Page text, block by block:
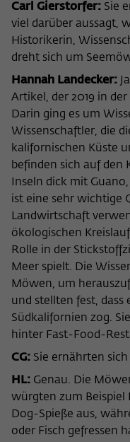
Carl Gierstorfer: Sie
viel darüber aussagt,
Historikerin,
dreht sich um
Hannah Landecker:
Artikel, der 2019 in der
Darin ging es um
Wissenschaftler, die
kalifornischen Küste
befinden sich auf den
Inseln dick mit
ist eine sehr wichtige
Landwirtschaft
ökologischen
Rolle in der
Meer spielt. Die
Möwen, um
und stellten fest, dass
Südkalifornien zog.
hinter Fast-Food-
CG: Sie ernährten
HL: Genau. Die
würgten zum Beispiel
Dog-Spieße aus,
oder Fisch gefressen
Anbieter
Laufzeit
Zweck
einer
nicht an Dritte
Name _pk_id
Laufzeit 13
Zweck
Name
Anbieter
Laufzeit 6
Zweck
von
der/
Anbieter
Cookie-
Externe Inhalte
Wir verwenden auf
Ihnen zusätzliche
Inhalte sind Videos der
Nachrichtendienstes
OpenStreetMap
Darstellung externer
den lokalen Speicher
Ihre Nutzung der
Aufrufes, Dauer der
ein, dass eine
sog. Drittstaaten wie
Datenschutzniveau
gleichwertig
das Risiko, dass Ihre
Kontroll- und zu
auch ohne
können